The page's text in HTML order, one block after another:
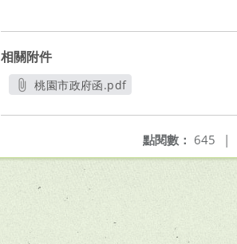
相關附件
桃園市政府函.pdf
點閱數： 645 |